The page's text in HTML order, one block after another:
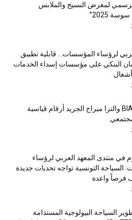
الرسمي لمعرض النسيج والملابس
2025”
لرؤساء المؤسسات… قابلية تطبيق
البنكي على مؤسسات إسداء الخدمات
تأمينات BIAT والترا ميراج الجريد أرقام قياسية
في منتدى المعهد العربي لرؤساء
السياحة التونسية تواجه تحديات جديدة
فرصاً واعدة
السياحة البيولوجية المستدامة